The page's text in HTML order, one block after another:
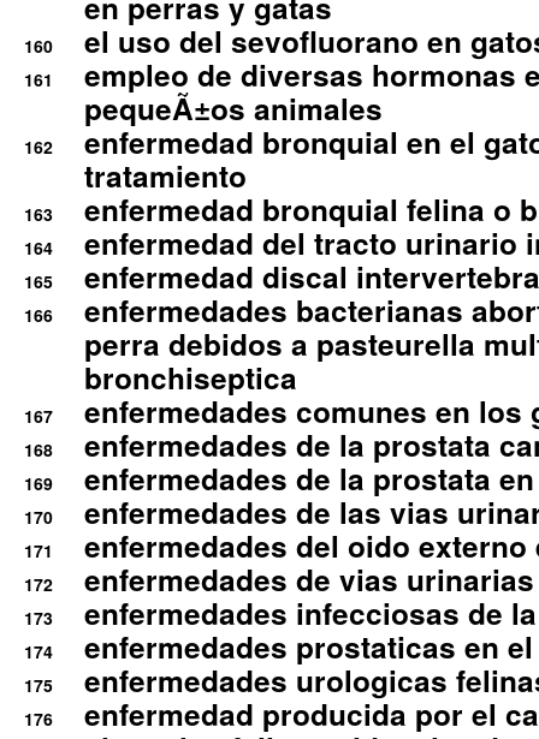
160 el uso del sevofluorano en
161
empleo de diversas hormonas
pequeÃ±os animales
162
enfermedad bronquial en el
tratamiento
163 enfermedad bronquial felina o
164 enfermedad del tracto urinario
165 enfermedad discal
166
enfermedades bacterianas
perra debidos a pasteurella
bronchiseptica
167 enfermedades comunes en los
168 enfermedades de la prostata
169 enfermedades de la prostata
170 enfermedades de las vias
171 enfermedades del oido
172 enfermedades de vias
173 enfermedades infecciosas de
174 enfermedades prostaticas en
175 enfermedades urologicas
176
enfermedad producida por el